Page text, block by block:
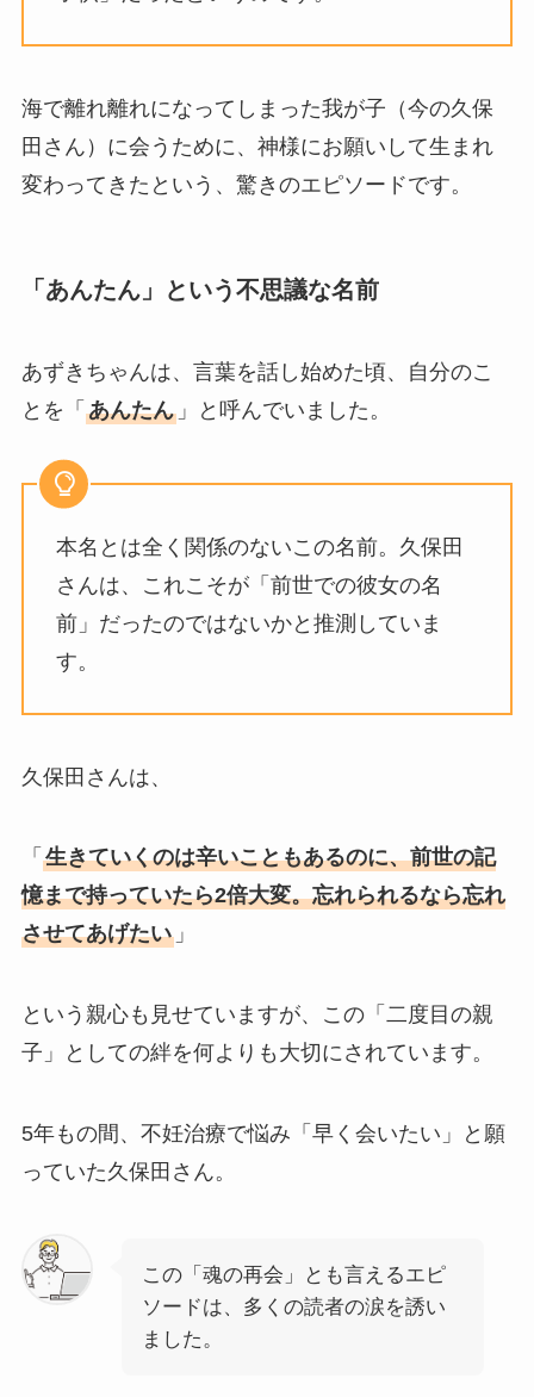
海で離れ離れになってしまった我が子（今の久保
田さん）に会うために、神様にお願いして生まれ
変わってきたという、驚きのエピソードです。
「あんたん」という不思議な名前
あずきちゃんは、言葉を話し始めた頃、自分のこ
とを「 あんたん」と呼んでいました。
本名とは全く関係のないこの名前。久保田
さんは、これこそが「前世での彼女の名
前」だったのではないかと推測していま
す。
久保田さんは、
「 生きていくのは辛いこともあるのに、前世の記
憶まで持っていたら2倍大変。忘れられるなら忘れ
させてあげたい」
という親心も見せていますが、この「二度目の親
子」としての絆を何よりも大切にされています。
5年もの間、不妊治療で悩み「早く会いたい」と願
っていた久保田さん。
この「魂の再会」とも言えるエピ
ソードは、多くの読者の涙を誘い
ました。